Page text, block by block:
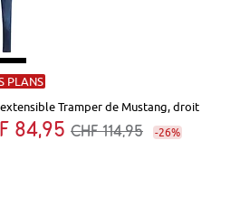
PLANS
Tramper de Mustang, droit
84,95 CHF 114,95 -26%